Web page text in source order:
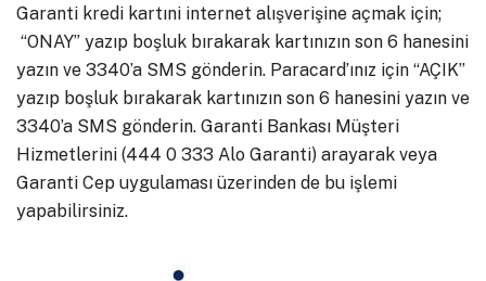
Garanti kredi kartıni internet alışverişine açmak için;
“ONAY” yazıp boşluk bırakarak kartınızın son 6 hanesini
yazın ve 3340’a SMS gönderin. Paracard’ınız için “AÇIK”
yazıp boşluk bırakarak kartınızın son 6 hanesini yazın ve
3340’a SMS gönderin. Garanti Bankası Müşteri
Hizmetlerini (444 0 333 Alo Garanti) arayarak veya
Garanti Cep uygulaması üzerinden de bu işlemi
yapabilirsiniz.